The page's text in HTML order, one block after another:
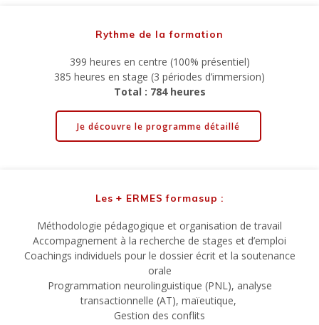
Rythme de la formation
399 heures en centre (100% présentiel)
385 heures en stage (3 périodes d’immersion)
Total : 784 heures
Je découvre le programme détaillé
Les + ERMES formasup :
Méthodologie pédagogique et organisation de travail
Accompagnement à la recherche de stages et d’emploi
Coachings individuels pour le dossier écrit et la soutenance
orale
Programmation neurolinguistique (PNL), analyse
transactionnelle (AT), maïeutique,
Gestion des conflits